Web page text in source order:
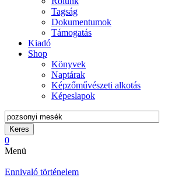
Tagság
Dokumentumok
Támogatás
Kiadó
Shop
Könyvek
Naptárak
Képzőművészeti alkotás
Képeslapok
0
Menü
Ennivaló történelem